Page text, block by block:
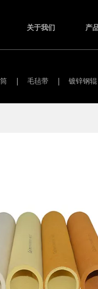
关于我们 产
| 毛毡带 | 镀锌钢辊